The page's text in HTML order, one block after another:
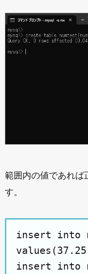
範囲内の値であれば
す。
insert into
insert into